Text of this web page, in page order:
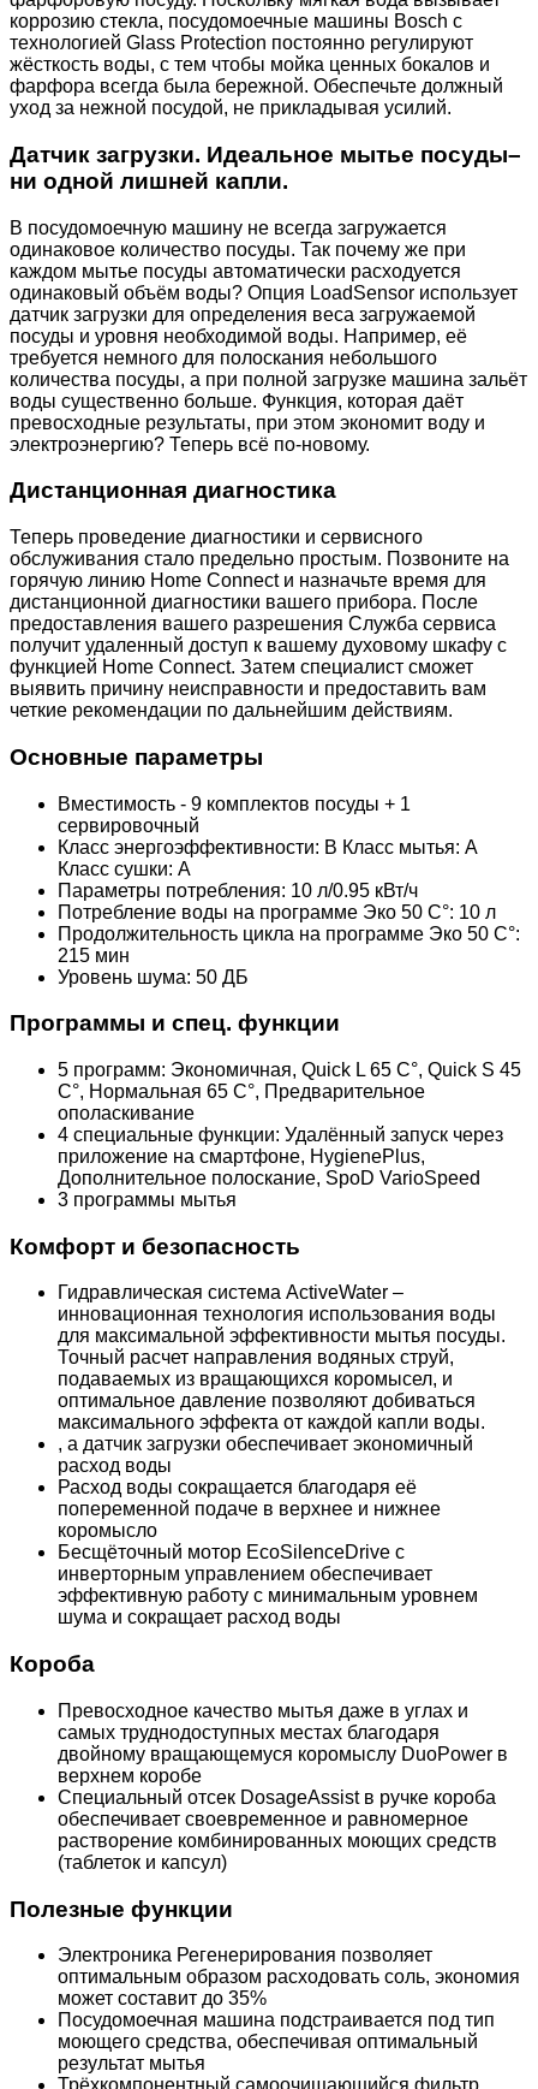
коррозию стекла, посудомоечные машины Bosch с
технологией Glass Protection постоянно регулируют
жёсткость воды, с тем чтобы мойка ценных бокалов и
фарфора всегда была бережной. Обеспечьте должный
уход за нежной посудой, не прикладывая усилий.
Датчик загрузки. Идеальное мытье посуды–
ни одной лишней капли.
В посудомоечную машину не всегда загружается
одинаковое количество посуды. Так почему же при
каждом мытье посуды автоматически расходуется
одинаковый объём воды? Опция LoadSensor использует
датчик загрузки для определения веса загружаемой
посуды и уровня необходимой воды. Например, её
требуется немного для полоскания небольшого
количества посуды, а при полной загрузке машина зальёт
воды существенно больше. Функция, которая даёт
превосходные результаты, при этом экономит воду и
электроэнергию? Теперь всё по-новому.
Дистанционная диагностика
Теперь проведение диагностики и сервисного
обслуживания стало предельно простым. Позвоните на
горячую линию Home Connect и назначьте время для
дистанционной диагностики вашего прибора. После
предоставления вашего разрешения Служба сервиса
получит удаленный доступ к вашему духовому шкафу с
функцией Home Connect. Затем специалист сможет
выявить причину неисправности и предоставить вам
четкие рекомендации по дальнейшим действиям.
Основные параметры
Вместимость - 9 комплектов посуды + 1
сервировочный
Класс энергоэффективности: B Класс мытья: A
Класс сушки: A
Параметры потребления: 10 л/0.95 кВт/ч
Потребление воды на программе Эко 50 C°: 10 л
Продолжительность цикла на программе Эко 50 C°:
215 мин
Уровень шума: 50 ДБ
Программы и спец. функции
5 программ: Экономичная, Quick L 65 C°, Quick S 45
C°, Нормальная 65 C°, Предварительное
ополаскивание
4 специальные функции: Удалённый запуск через
приложение на смартфоне, HygienePlus,
Дополнительное полоскание, SpoD VarioSpeed
3 программы мытья
Комфорт и безопасность
Гидравлическая система ActiveWater –
инновационная технология использования воды
для максимальной эффективности мытья посуды.
Точный расчет направления водяных струй,
подаваемых из вращающихся коромысел, и
оптимальное давление позволяют добиваться
максимального эффекта от каждой капли воды.
, а датчик загрузки обеспечивает экономичный
расход воды
Расход воды сокращается благодаря её
попеременной подаче в верхнее и нижнее
коромысло
Бесщёточный мотор EcoSilenceDrive с
инверторным управлением обеспечивает
эффективную работу с минимальным уровнем
шума и сокращает расход воды
Короба
Превосходное качество мытья даже в углах и
самых труднодоступных местах благодаря
двойному вращающемуся коромыслу DuoPower в
верхнем коробе
Специальный отсек DosageAssist в ручке короба
обеспечивает своевременное и равномерное
растворение комбинированных моющих средств
(таблеток и капсул)
Полезные функции
Электроника Регенерирования позволяет
оптимальным образом расходовать соль, экономия
может составит до 35%
Посудомоечная машина подстраивается под тип
моющего средства, обеспечивая оптимальный
результат мытья